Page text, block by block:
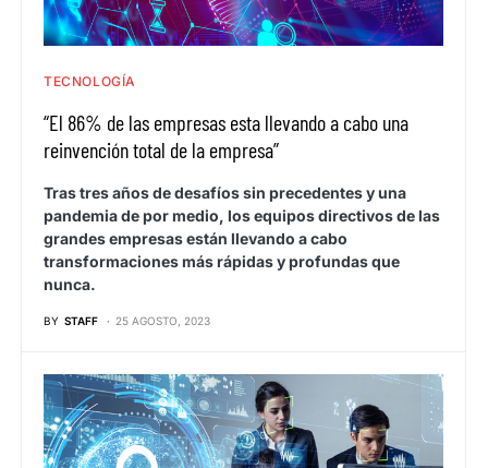
TECNOLOGÍA
“El 86% de las empresas esta llevando a cabo una
reinvención total de la empresa”
Tras tres años de desafíos sin precedentes y una
pandemia de por medio, los equipos directivos de las
grandes empresas están llevando a cabo
transformaciones más rápidas y profundas que
nunca.
BY STAFF 25 AGOSTO, 2023